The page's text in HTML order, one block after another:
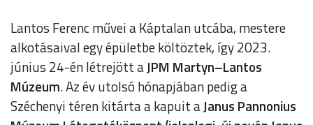
Lantos Ferenc művei a Káptalan utcába, mestere
alkotásaival egy épületbe költöztek, így 2023.
június 24-én létrejött aJPM Martyn–Lantos
Múzeum. Az év utolsó hónapjában pedig a
Széchenyi téren kitárta a kapuit aJanus Pannonius